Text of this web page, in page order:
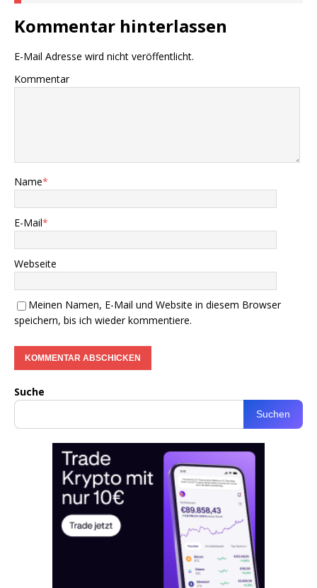
Kommentar hinterlassen
E-Mail Adresse wird nicht veröffentlicht.
Kommentar
Name*
E-Mail*
Webseite
Meinen Namen, E-Mail und Website in diesem Browser
speichern, bis ich wieder kommentiere.
Suche
Suchen